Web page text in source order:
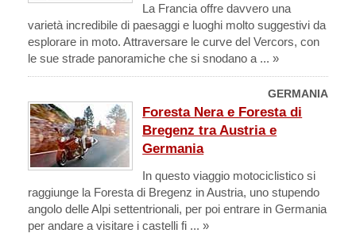
La Francia offre davvero una
varietà incredibile di paesaggi e luoghi molto suggestivi da
esplorare in moto. Attraversare le curve del Vercors, con
le sue strade panoramiche che si snodano a ... »
GERMANIA
Foresta Nera e Foresta di
Bregenz tra Austria e
Germania
In questo viaggio motociclistico si
raggiunge la Foresta di Bregenz in Austria, uno stupendo
angolo delle Alpi settentrionali, per poi entrare in Germania
per andare a visitare i castelli fi ... »